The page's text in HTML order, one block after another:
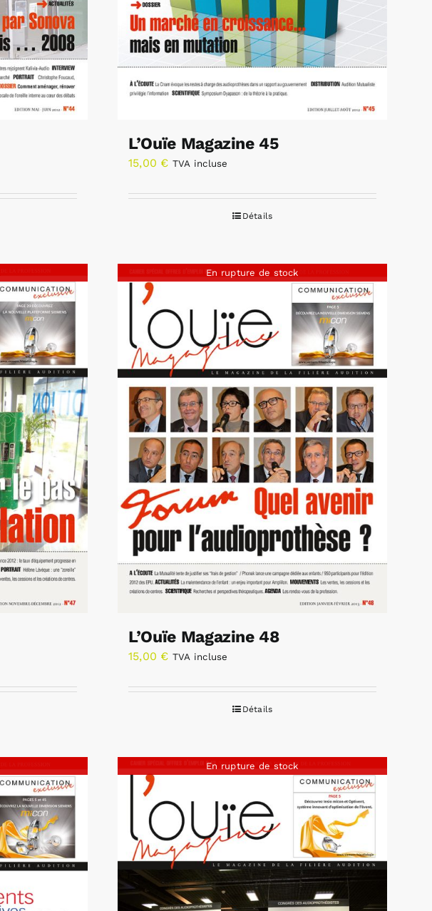
L’Ouïe Magazine 45
15,00 € TVA incluse
Détails
En rupture de stock
L’Ouïe Magazine 48
15,00 € TVA incluse
Détails
En rupture de stock